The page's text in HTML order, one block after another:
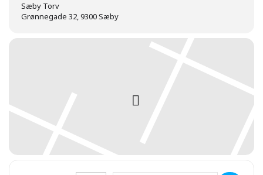
Sæby Torv
Grønnegade 32, 9300 Sæby